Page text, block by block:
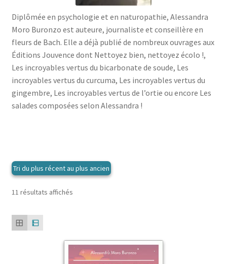
enfant
menu
enfant
Médecine douces
Ouvrir
le
menu
enfant
Famille
Ouvrir
le
menu
Collections
Ouvrir
menu
enfant
Diplômée en psychologie et en naturopathie, Alessandra
Moro Buronzo est auteure, journaliste et conseillère en
fleurs de Bach. Elle a déjà publié de nombreux ouvrages aux
Éditions Jouvence dont Nettoyez bien, nettoyez écolo !,
Les incroyables vertus du bicarbonate de soude, Les
incroyables vertus du curcuma, Les incroyables vertus du
gingembre, Les incroyables vertus de l’ortie ou encore Les
salades composées selon Alessandra !
11 résultats affichésTrié
plus
ancien